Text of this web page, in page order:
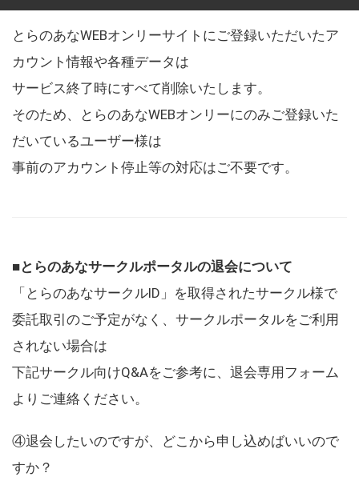
とらのあなWEBオンリーサイトにご登録いただいたア
カウント情報や各種データは
サービス終了時にすべて削除いたします。
そのため、とらのあなWEBオンリーにのみご登録いた
だいているユーザー様は
事前のアカウント停止等の対応はご不要です。
■とらのあなサークルポータルの退会について
「とらのあなサークルID」を取得されたサークル様で
委託取引のご予定がなく、サークルポータルをご利用
されない場合は
下記サークル向けQ&Aをご参考に、退会専用フォーム
よりご連絡ください。
④退会したいのですが、どこから申し込めばいいので
すか？